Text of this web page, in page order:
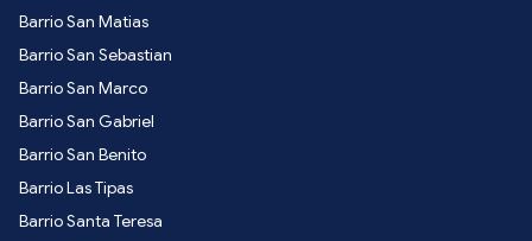
Barrio San Matias
Barrio San Sebastian
Barrio San Marco
Barrio San Gabriel
Barrio San Benito
Barrio Las Tipas
Barrio Santa Teresa